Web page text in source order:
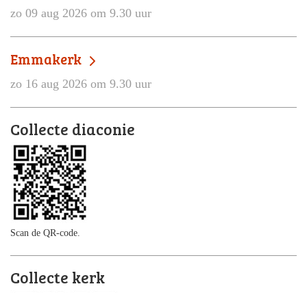
zo 09 aug 2026 om 9.30 uur
Emmakerk
zo 16 aug 2026 om 9.30 uur
Collecte diaconie
Scan de QR-code.
Collecte kerk